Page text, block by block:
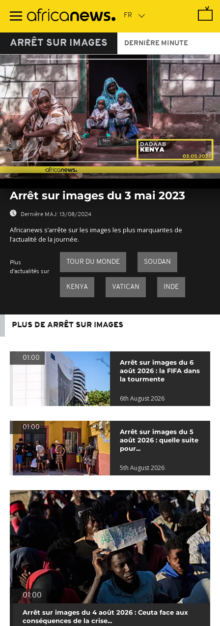
contenu
ARRÊT SUR IMAGES DERNIÈRE MINUTE
seconds
seconds
Arrêt sur images du 3 mai 2023
Dernière MAJ: 13/08/2024
Africanews s’arrête sur les images les plus marquantes de
l’actualité de la journée.
Plus
d'actualités sur
TOUR DU MONDE SOUDAN
KENYA VATICAN INDE
PLUS DE ARRÊT SUR IMAGES
01:00
Arrêt sur images du 6
août 2026 : la FIFA dans
la tourmente
6th August 2026
01:00
Arrêt sur images du 5
août 2026 : quelle suite
pour...
5th August 2026
01:00
Arrêt sur images du 4 août 2026 : Ceuta face aux
conséquences de la crise...